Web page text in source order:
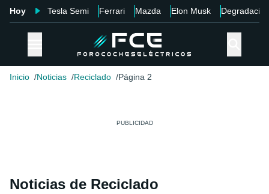
Hoy Tesla Semi Ferrari Mazda Elon Musk Degradación
Inicio Noticias Reciclado Página 2
Noticias de Reciclado